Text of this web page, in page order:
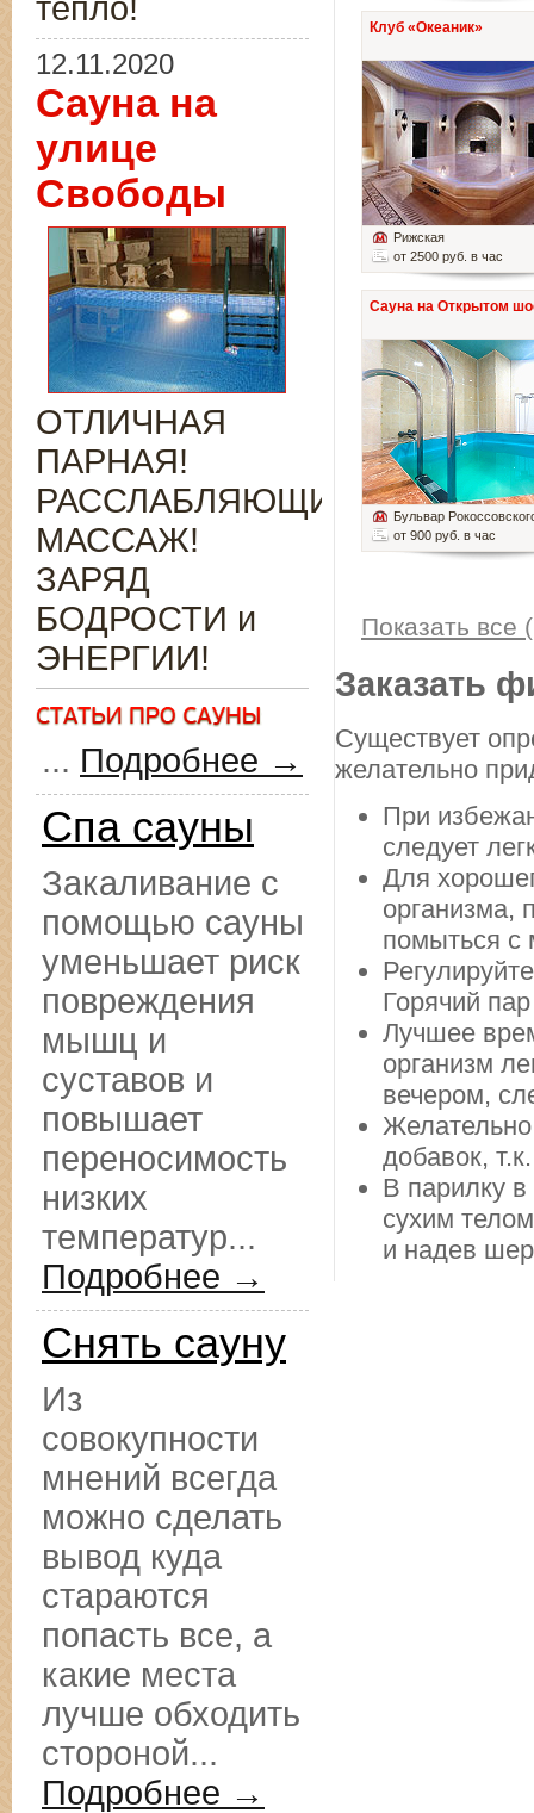
Клуб «Океаник»
Рижская
от 2500 руб. в час
Сауна на Открытом
Бульвар
от 900 руб. в час
Показать все
Заказать
Существует
желательно
При
следует
Для
организма,
помыться с
Горячий
Лучшее
организм
вечером,
Желательно
добавок,
В парилку в
сухим
и надев
тепло!
12.11.2020
Сауна на
улице
Свободы
ОТЛИЧНАЯ
ПАРНАЯ!
РАССЛАБЛЯЮЩИЙ
МАССАЖ!
ЗАРЯД
БОДРОСТИ и
ЭНЕРГИИ!
... Подробнее →
Спа сауны
Закаливание с
помощью сауны
уменьшает риск
повреждения
мышц и
суставов и
повышает
переносимость
низких
температур...
Подробнее →
Снять сауну
Из
совокупности
мнений всегда
можно сделать
вывод куда
стараются
попасть все, а
какие места
лучше обходить
стороной...
Подробнее →